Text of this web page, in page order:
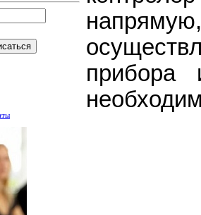
прибора